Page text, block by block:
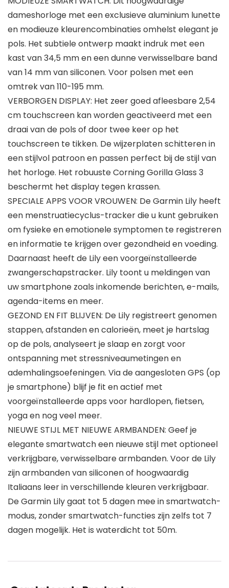
dameshorloge met een exclusieve aluminium lunette
en modieuze kleurencombinaties omhelst elegant je
pols. Het subtiele ontwerp maakt indruk met een
kast van 34,5 mm en een dunne verwisselbare band
van 14 mm van siliconen. Voor polsen met een
omtrek van 110-195 mm.
VERBORGEN DISPLAY: Het zeer goed afleesbare 2,54
cm touchscreen kan worden geactiveerd met een
draai van de pols of door twee keer op het
touchscreen te tikken. De wijzerplaten schitteren in
een stijlvol patroon en passen perfect bij de stijl van
het horloge. Het robuuste Corning Gorilla Glass 3
beschermt het display tegen krassen.
SPECIALE APPS VOOR VROUWEN: De Garmin Lily heeft
een menstruatiecyclus-tracker die u kunt gebruiken
om fysieke en emotionele symptomen te registreren
en informatie te krijgen over gezondheid en voeding.
Daarnaast heeft de Lily een voorgeïnstalleerde
zwangerschapstracker. Lily toont u meldingen van
uw smartphone zoals inkomende berichten, e-mails,
agenda-items en meer.
GEZOND EN FIT BLIJVEN: De Lily registreert genomen
stappen, afstanden en calorieën, meet je hartslag
op de pols, analyseert je slaap en zorgt voor
ontspanning met stressniveaumetingen en
ademhalingsoefeningen. Via de aangesloten GPS (op
je smartphone) blijf je fit en actief met
voorgeïnstalleerde apps voor hardlopen, fietsen,
yoga en nog veel meer.
NIEUWE STIJL MET NIEUWE ARMBANDEN: Geef je
elegante smartwatch een nieuwe stijl met optioneel
verkrijgbare, verwisselbare armbanden. Voor de Lily
zijn armbanden van siliconen of hoogwaardig
Italiaans leer in verschillende kleuren verkrijgbaar.
De Garmin Lily gaat tot 5 dagen mee in smartwatch-
modus, zonder smartwatch-functies zijn zelfs tot 7
dagen mogelijk. Het is waterdicht tot 50m.